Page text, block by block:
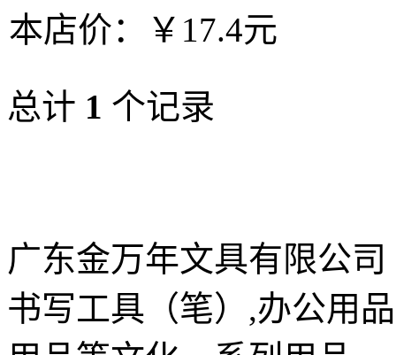
本店价：
￥17.4元
总计 1 个记录
广东金万年文具有限公司
书写工具（笔）,办公用